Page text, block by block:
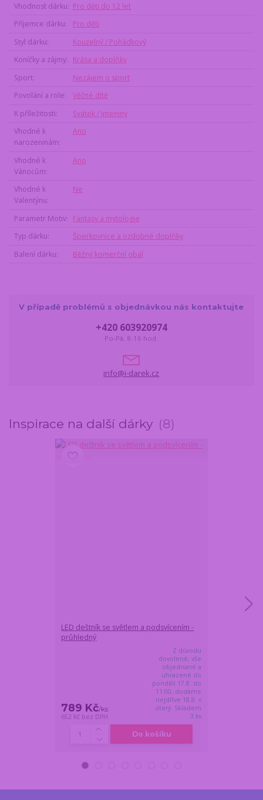
Vhodnost dárku
Pro děti do 12 let
Příjemce dárku
Pro děti
Styl dárku
Kouzelný / Pohádkový
Koníčky a zájmy
Krása a doplňky
Sport
Nezájem o sport
Povolání a role
Věčné dítě
K příležitosti
Svátek / Jmeniny
Vhodné k
narozeninám
Ano
Vhodné k
Vánocům
Ano
Vhodné k
Valentýnu
Ne
Parametr Motiv
Fantasy a mytologie
Typ dárku
Šperkovnice a ozdobné doplňky
Balení dárku
Běžný komerční obal
V případě problémů s objednávkou nás kontaktujte
+420 603920974
Po-Pá, 8-16 hod.
info@i-darek.cz
Inspirace na další dárky 8
LED deštník se světlem a podsvícením -
průhledný
789 Kč/ks
652 Kč bez DPH
Z důvodu
dovolené, vše
objednané a
uhrazené do
pondělí 17.8. do
11:00, dodáme
nejdříve 18.8. v
úterý. Skladem
3 ks
Do košíku